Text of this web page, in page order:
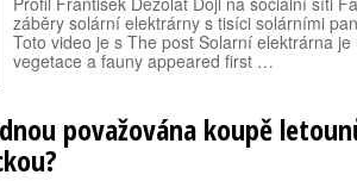
záběry solární elektrárny s tisíci solárními
Toto video je s The post Solarní elektrárna
vegetace a fauny appeared first …
považována koupě